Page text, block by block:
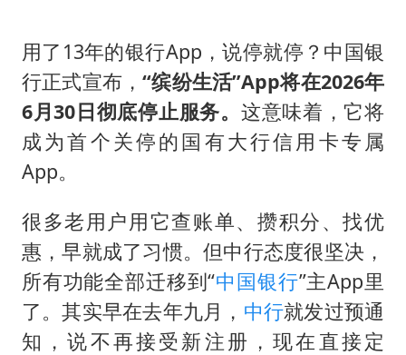
今年已有4位周星驰电影配角去世
27岁女子成组织卖淫集团主犯被通缉
“China Cool”成海外热词
房主任回应争议
宇树科技王兴兴身家有望超200亿元
中国养老床位“三连降”
哪吒汽车南宁工厂设备降价20%拍卖
奋进开新局 实干挑大梁
用了13年的银行App，说停就停？中国银
行正式宣布，“缤纷生活”App将在2026年
6月30日彻底停止服务。 这意味着，它将
成为首个关停的国有大行信用卡专属
App。
很多老用户用它查账单、攒积分、找优
惠，早就成了习惯。但中行态度很坚决，
所有功能全部迁移到“中国银行”主App里
了。其实早在去年九月， 中行就发过预通
知，说不再接受新注册，现在直接定